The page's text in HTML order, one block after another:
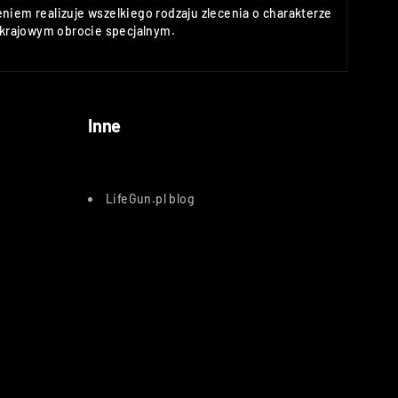
realizuje wszelkiego rodzaju zlecenia o charakterze
obrocie specjalnym.
Inne
LifeGun.pl blog